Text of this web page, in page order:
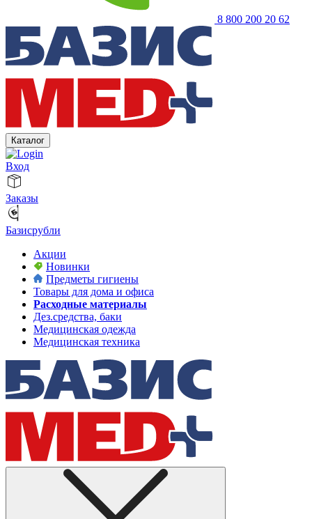
8 800 200 20 62
Каталог
Вход
Заказы
Базисрубли
Акции
Новинки
Предметы гигиены
Товары для дома и офиса
Расходные материалы
Дез.средства, баки
Медицинская одежда
Медицинская техника